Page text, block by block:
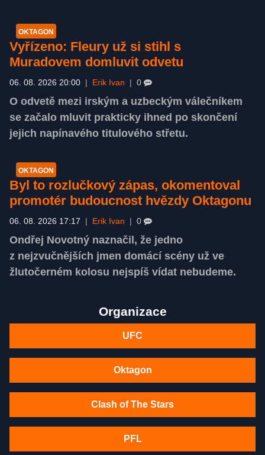
OKTAGON
Vyřízeno: Fleury už si stihl s
Muradovem domluvit odvetu
06. 08. 2026 20:00 Erik Ivan 0
O odvetě mezi irským a uzbeckým válečníkem
se začalo mluvit prakticky ihned po skončení
jejich napínavého titulového střetu.
OKTAGON
Byl to rozlučkový zápas, okomentoval
promotér budoucnost hvězdy Oktagonu
06. 08. 2026 17:17 Erik Ivan 0
Ondřej Novotný naznačil, že jedno
z nejzvučnějších jmen domácí scény už ve
žlutočerném kolosu nejspíš vídat nebudeme.
Organizace
UFC
Oktagon
Clash of The Stars
PFL